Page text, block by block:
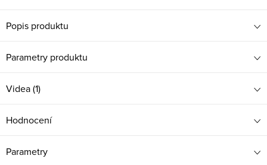
Popis produktu
Parametry produktu
Videa (1)
Hodnocení
Parametry